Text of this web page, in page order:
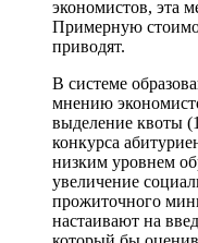
экономистов, эта
Примерную
приводят.
В системе
мнению
выделение квоты
конкурса
низким уровнем
увеличение
прожиточного
настаивают на